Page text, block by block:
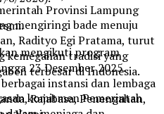
Provinsi Lampung
mengikuti program
23 Desember 2025.
instansi dan lembaga
Rajabasa, Penengahan,
mengiringi bade menuju
Radityo Egi Pratama, turut
kemegahan tradisi yang
terbesar di Indonesia.
komitmen Pemerintah